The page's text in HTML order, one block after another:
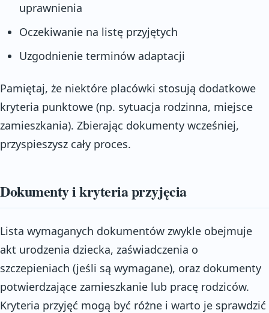
uprawnienia
Oczekiwanie na listę przyjętych
Uzgodnienie terminów adaptacji
Pamiętaj, że niektóre placówki stosują dodatkowe
kryteria punktowe (np. sytuacja rodzinna, miejsce
zamieszkania). Zbierając dokumenty wcześniej,
przyspieszysz cały proces.
Dokumenty i kryteria przyjęcia
Lista wymaganych dokumentów zwykle obejmuje
akt urodzenia dziecka, zaświadczenia o
szczepieniach (jeśli są wymagane), oraz dokumenty
potwierdzające zamieszkanie lub pracę rodziców.
Kryteria przyjęć mogą być różne i warto je sprawdzić